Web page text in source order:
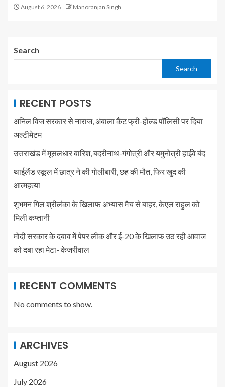
August 6, 2026 Manoranjan Singh
Search
Search
RECENT POSTS
अनिल विज सरकार से नाराज, अंबाला कैंट फ्री-होल्ड पॉलिसी पर दिया
अल्टीमेटम
उत्तराखंड में मूसलधार बारिश, बदरीनाथ-गंगोत्री और यमुनोत्री हाईवे बंद
थाईलैंड स्कूल में छात्र ने की गोलीबारी, छह की मौत, फिर खुद की
आत्महत्या
शुभमन गिल श्रीलंका के खिलाफ अभ्यास मैच से बाहर, केएल राहुल को
मिली कप्तानी
मोदी सरकार के दबाव में पेपर लीक और ई-20 के खिलाफ उठ रही आवाज
को दबा रहा मेटा- केजरीवाल
RECENT COMMENTS
No comments to show.
ARCHIVES
August 2026
July 2026